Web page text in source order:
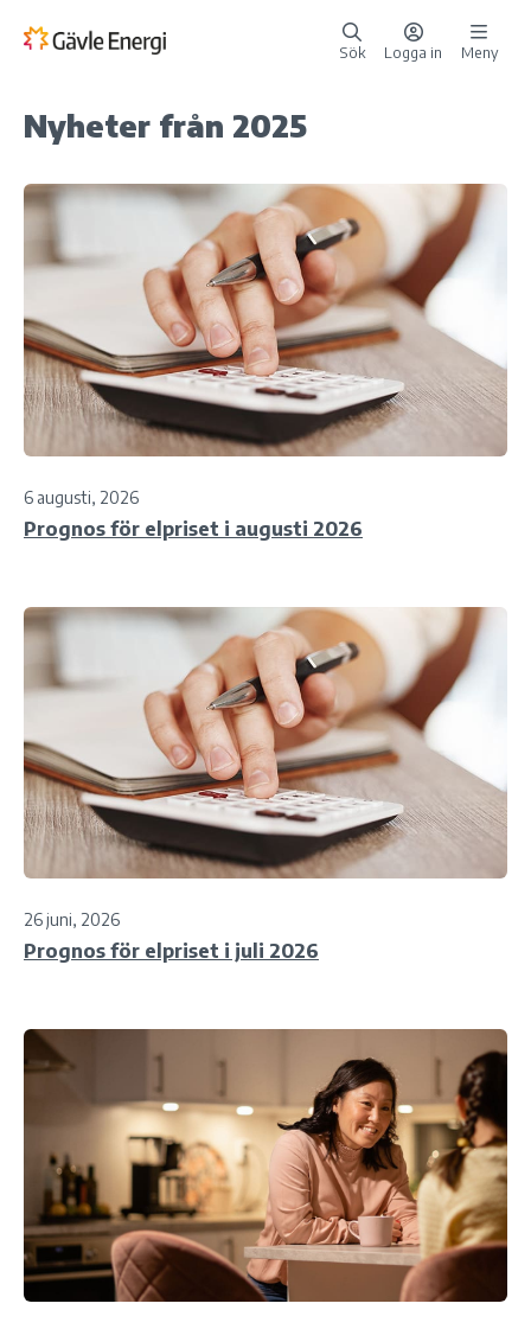
Sök Logga in Meny
Nyheter från 2025
6 augusti, 2026
Prognos för elpriset i augusti 2026
26 juni, 2026
Prognos för elpriset i juli 2026